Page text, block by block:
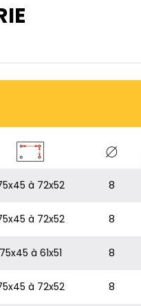
à 72x52 8
à 72x52 8
75x45 à 61x51 8
à 72x52 8